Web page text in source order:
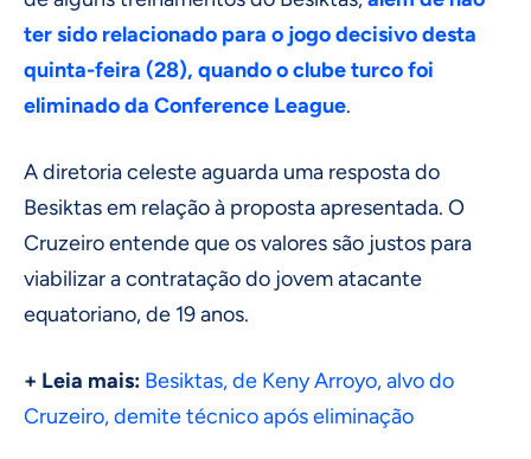
ter sido relacionado para o jogo decisivo desta
quinta-feira (28), quando o clube turco foi
eliminado da Conference League.
A diretoria celeste aguarda uma resposta do
Besiktas em relação à proposta apresentada. O
Cruzeiro entende que os valores são justos para
viabilizar a contratação do jovem atacante
equatoriano, de 19 anos.
+ Leia mais: Besiktas, de Keny Arroyo, alvo do
Cruzeiro, demite técnico após eliminação